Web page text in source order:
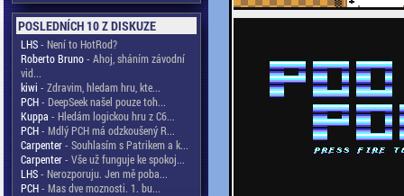
POSLEDNÍCH 10 Z DISKUZE
LHS- Není to HotRod?
Roberto Bruno- Ahoj, sháním závodní
vid...
kiwi - Zdravim, hledam hru, kte...
PCH- DeepSeek našel pouze toh...
Kuppa - Hledám logickou hru z C6...
PCH- Mdlý PCH má odzkoušený R...
Carpenter- Souhlasím s Patrikem a k...
Carpenter- Vše už funguje ke spokoj...
LHS- Nerozporuju. Jen mě poba...
PCH- Mas dve moznosti. 1. bu...